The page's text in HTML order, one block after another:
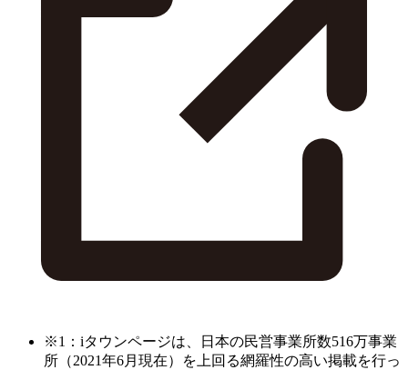
※1：iタウンページは、日本の民営事業所数516万事業
所（2021年6月現在）を上回る網羅性の高い掲載を行っ